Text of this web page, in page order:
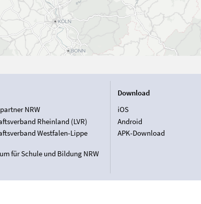
NRW
Rheinland (LVR)
Westfalen-Lippe
für Schule und Bildung NRW
Download
iOS
Android
APK-Download